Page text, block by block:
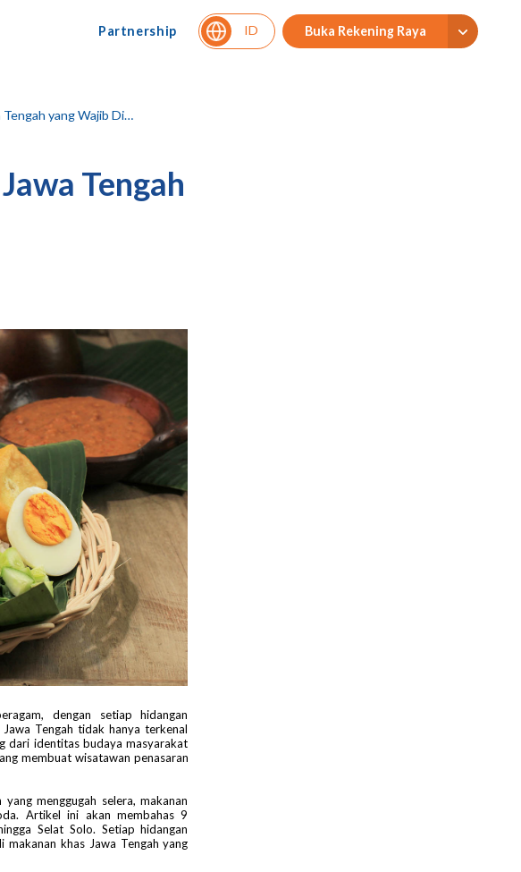
Partnership ID Buka Rekening Raya
yang Wajib Dicoba
Tengah
dengan setiap hidangan
Jawa Tengah tidak hanya terkenal
dari identitas budaya masyarakat
membuat wisatawan penasaran
menggugah selera, makanan
Artikel ini akan membahas 9
Selat Solo. Setiap hidangan
khas Jawa Tengah yang